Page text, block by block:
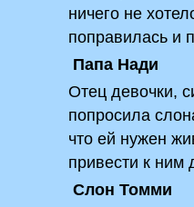
ничего не
поправилась и
Папа Нади
Отец девочки,
попросила
что ей нужен
привести к ним
Слон Томми